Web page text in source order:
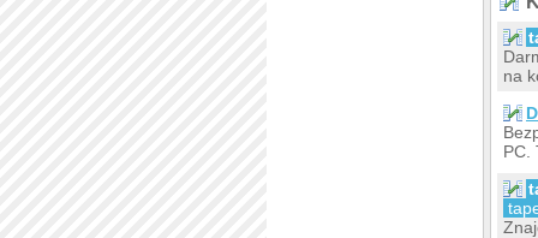
na
PC.